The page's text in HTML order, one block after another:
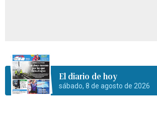
El diario de hoy
sábado, 8 de agosto de 2026